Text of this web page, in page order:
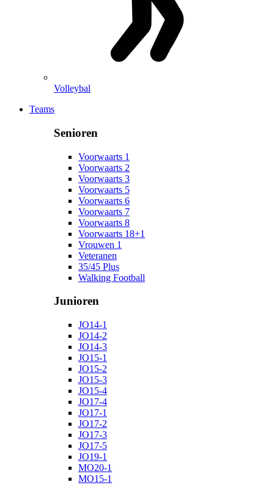
Volleybal
Teams
Senioren
Voorwaarts 1
Voorwaarts 2
Voorwaarts 3
Voorwaarts 5
Voorwaarts 6
Voorwaarts 7
Voorwaarts 8
Voorwaarts 18+1
Vrouwen 1
Veteranen
35/45 Plus
Walking Football
Junioren
JO14-1
JO14-2
JO14-3
JO15-1
JO15-2
JO15-3
JO15-4
JO17-4
JO17-1
JO17-2
JO17-3
JO17-5
JO19-1
MO20-1
MO15-1